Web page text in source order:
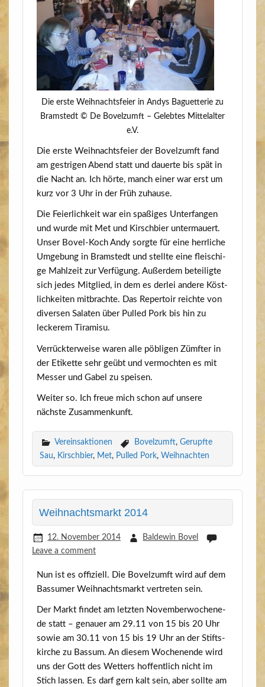
Die ers­te Weih­nachts­fei­er in Andys Baguette­rie zu
Bramstedt © De Bovelzumft – Geleb­tes Mit­tel­al­ter
e.V.
Die ers­te Weih­nachts­fei­er der Bovelzumft fand
am gest­ri­gen Abend statt und dau­er­te bis spät in
die Nacht an. Ich hör­te, manch einer war erst um
kurz vor 3 Uhr in der Früh zuhause.
Die Fei­er­lich­keit war ein spa­ßi­ges Unter­fan­gen
und wur­de mit Met und Kirsch­bier unter­mau­ert.
Unser Bovel-Koch Andy sorg­te für eine herr­li­che
Umge­bung in Bramstedt und stell­te eine flei­schi­
ge Mahl­zeit zur Ver­fü­gung. Außer­dem betei­lig­te
sich jedes Mit­glied, in dem es der­lei ande­re Köst­
lich­kei­ten mit­brach­te. Das Reper­toir reich­te von
diver­sen Sala­ten über Pul­led Pork bis hin zu
lecke­rem Tiramisu.
Ver­rück­ter­wei­se waren alle pöb­li­gen Zümf­ter in
der Eti­ket­te sehr geübt und ver­moch­ten es mit
Mes­ser und Gabel zu speisen.
Wei­ter so. Ich freue mich schon auf unse­re
nächs­te Zusammenkunft.
Vereinsaktionen Bovelzumft, Gerupfte
Sau, Kirschbier, Met, Pulled Pork, Weihnachten
Weihnachtsmarkt 2014
12. November 2014
Baldewin Bovel
Leave a comment
Nun ist es offi­zi­ell. Die Bovelzumft wird auf dem
Bas­su­mer Weih­nachts­markt ver­tre­ten sein.
Der Markt fin­det am letz­ten Novem­ber­wo­chene­
de statt – genau­er am 29.11 von 15 bis 20 Uhr
sowie am 30.11 von 15 bis 19 Uhr an der Stifts­
kir­che zu Bas­sum. An die­sem Wochen­en­de wird
uns der Gott des Wet­ters hof­fent­lich nicht im
Stich las­sen. Es darf gern kalt sein, aber soll­te am